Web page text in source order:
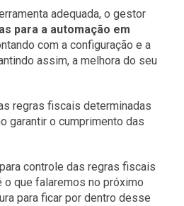
adequada, o gestor
para a automação em
com a configuração e a
assim, a melhora do seu
regras fiscais determinadas
garantir o cumprimento das
controle das regras fiscais
que falaremos no próximo
para ficar por dentro desse